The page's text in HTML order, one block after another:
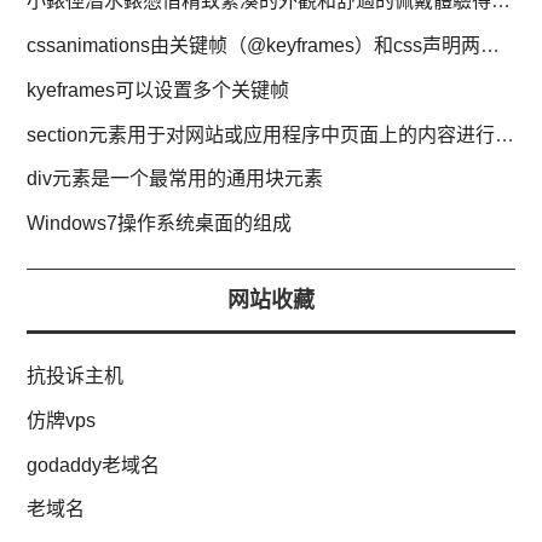
cssanimations由关键帧（@keyframes）和css声明两部分构成
kyeframes可以设置多个关键帧
section元素用于对网站或应用程序中页面上的内容进行分块
div元素是一个最常用的通用块元素
Windows7操作系统桌面的组成
网站收藏
抗投诉主机
仿牌vps
godaddy老域名
老域名